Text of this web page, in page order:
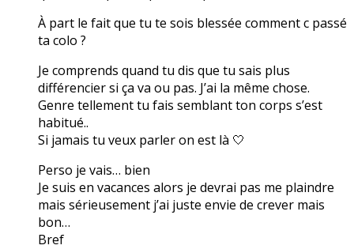
À part le fait que tu te sois blessée comment c passé
ta colo ?
Je comprends quand tu dis que tu sais plus
différencier si ça va ou pas. J’ai la même chose.
Genre tellement tu fais semblant ton corps s’est
habitué..
Si jamais tu veux parler on est là 🤍
Perso je vais… bien
Je suis en vacances alors je devrai pas me plaindre
mais sérieusement j’ai juste envie de crever mais
bon…
Bref